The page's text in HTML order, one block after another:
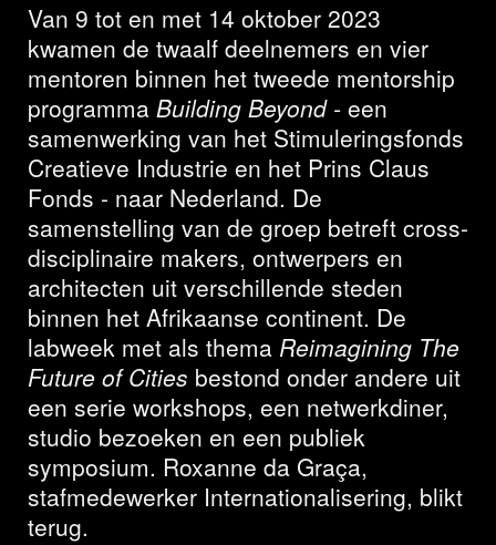
Van 9 tot en met 14 oktober 2023
kwamen de twaalf deelnemers en vier
mentoren binnen het tweede mentorship
programma Building Beyond - een
samenwerking van het Stimuleringsfonds
Creatieve Industrie en het Prins Claus
Fonds - naar Nederland. De
samenstelling van de groep betreft cross-
disciplinaire makers, ontwerpers en
architecten uit verschillende steden
binnen het Afrikaanse continent. De
labweek met als thema Reimagining The
Future of Cities bestond onder andere uit
een serie workshops, een netwerkdiner,
studio bezoeken en een publiek
symposium. Roxanne da Graça,
stafmedewerker Internationalisering, blikt
terug.